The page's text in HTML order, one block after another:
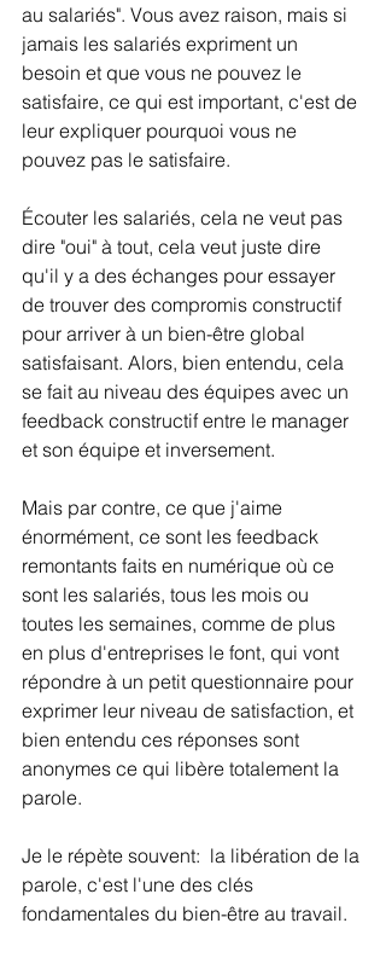
au salariés". Vous avez raison, mais si
jamais les salariés expriment un
besoin et que vous ne pouvez le
satisfaire, ce qui est important, c'est de
leur expliquer pourquoi vous ne
pouvez pas le satisfaire.
Écouter les salariés, cela ne veut pas
dire "oui" à tout, cela veut juste dire
qu'il y a des échanges pour essayer
de trouver des compromis constructif
pour arriver à un bien-être global
satisfaisant. Alors, bien entendu, cela
se fait au niveau des équipes avec un
feedback constructif entre le manager
et son équipe et inversement.
Mais par contre, ce que j'aime
énormément, ce sont les feedback
remontants faits en numérique où ce
sont les salariés, tous les mois ou
toutes les semaines, comme de plus
en plus d'entreprises le font, qui vont
répondre à un petit questionnaire pour
exprimer leur niveau de satisfaction, et
bien entendu ces réponses sont
anonymes ce qui libère totalement la
parole.
Je le répète souvent:  la libération de la
parole, c'est l'une des clés
fondamentales du bien-être au travail.